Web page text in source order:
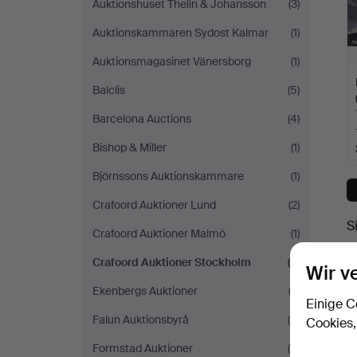
Auktionshuset Thelin & Johansson
(3)
Auktionskammaren Sydost Kalmar
(1)
Auktionsmagasinet Vänersborg
(1)
Balclis
(5)
Barcelona Auctions
(4)
Bishop & Miller
(1)
Björnssons Auktionskammare
(1)
Crafoord Auktioner Lund
(2)
Crafoord Auktioner Malmö
(1)
Crafoord Auktioner Stockholm
(7)
Ekenbergs Auktioner
(2)
Falun Auktionsbyrå
(9)
Formstad Auktioner
(5)
Wir
Einige